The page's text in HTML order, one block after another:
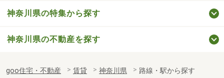
神奈川県の特集から探す
神奈川県の不動産を探す
goo住宅・不動産 賃貸 神奈川県 路線・駅から探す